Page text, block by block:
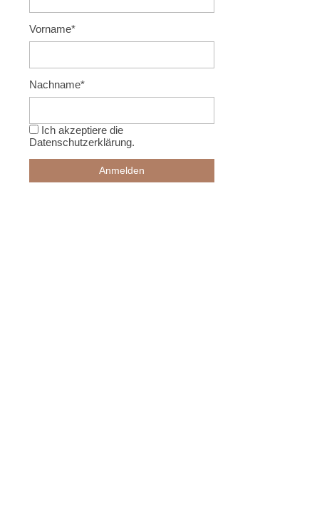
Vorname*
Nachname*
Ich akzeptiere die
Datenschutzerklärung.